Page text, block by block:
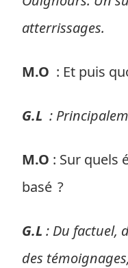
atterrissages.
M.O : Et puis
G.L :
M.O : Sur quels
basé ?
G.L : Du factuel,
des